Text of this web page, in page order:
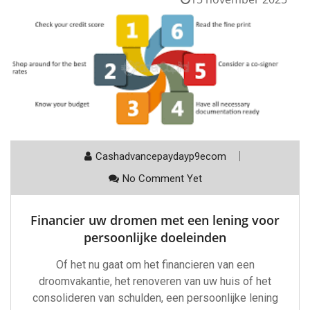
Cashadvancepaydayp9ecom
No Comment Yet
Financier uw dromen met een lening voor
persoonlijke doeleinden
Of het nu gaat om het financieren van een
droomvakantie, het renoveren van uw huis of het
consolideren van schulden, een persoonlijke lening